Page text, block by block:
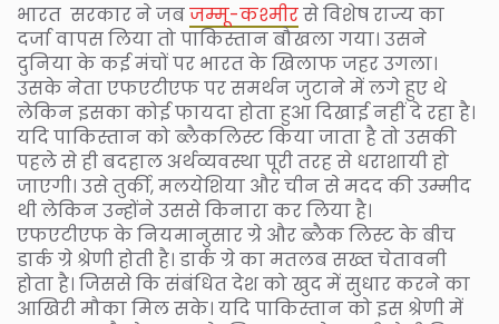
भारत सरकार ने जबजम्मू-कश्मीरसे विशेष राज्य का
दर्जा वापस लिया तो पाकिस्तान बौखला गया। उसने
दुनिया के कई मंचों पर भारत के खिलाफ जहर उगला।
उसके नेता एफएटीएफ पर समर्थन जुटाने में लगे हुए थे
लेकिन इसका कोई फायदा होता हुआ दिखाई नहीं दे रहा है।
यदि पाकिस्तान को ब्लैकलिस्ट किया जाता है तो उसकी
पहले से ही बदहाल अर्थव्यवस्था पूरी तरह से धराशायी हो
जाएगी। उसे तुर्की, मलयेशिया और चीन से मदद की उम्मीद
थी लेकिन उन्होंने उससे किनारा कर लिया है।
एफएटीएफ के नियमानुसार ग्रे और ब्लैक लिस्ट के बीच
डार्क ग्रे श्रेणी होती है। डार्क ग्रे का मतलब सख्त चेतावनी
होता है। जिससे कि संबंधित देश को खुद में सुधार करने का
आखिरी मौका मिल सके। यदि पाकिस्तान को इस श्रेणी में